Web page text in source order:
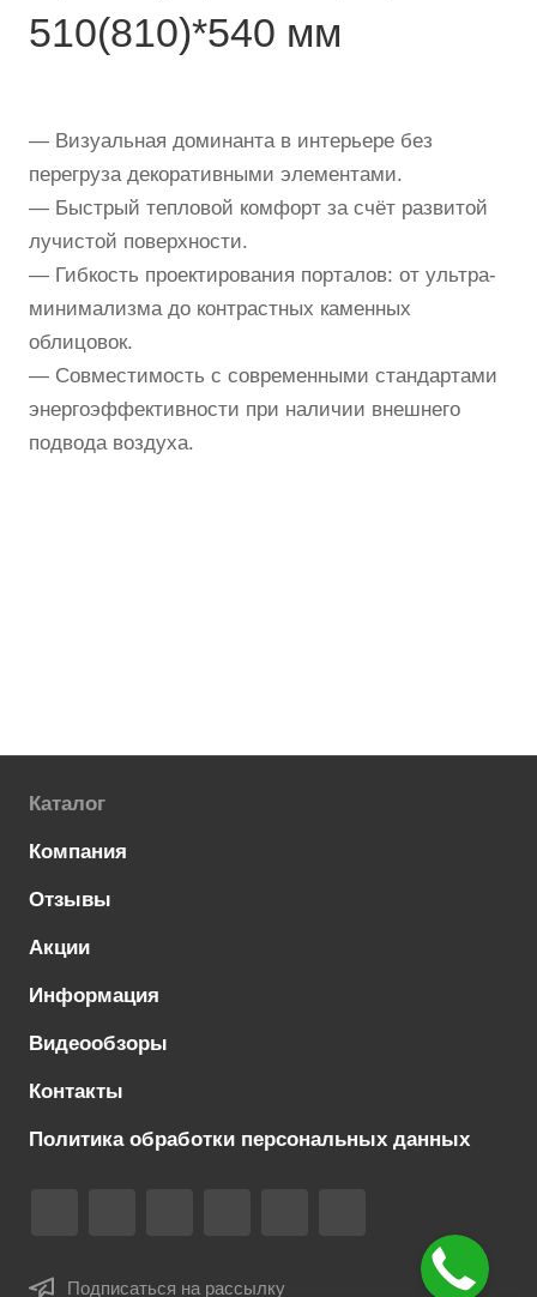
510(810)*540 мм
— Визуальная доминанта в интерьере без
перегруза декоративными элементами.
— Быстрый тепловой комфорт за счёт развитой
лучистой поверхности.
— Гибкость проектирования порталов: от ультра-
минимализма до контрастных каменных
облицовок.
— Совместимость с современными стандартами
энергоэффективности при наличии внешнего
подвода воздуха.
Каталог
Компания
Отзывы
Акции
Информация
Видеообзоры
Контакты
Политика обработки персональных данных
Подписаться на рассылку